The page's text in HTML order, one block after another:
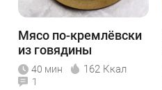
Мясо по-кремлёвски
из говядины
40 мин 162 Ккал
1